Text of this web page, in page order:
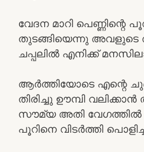
വേദന മാറി പെണ്ണിന്റെ
തുടങ്ങിയെന്നു അവളുടെ
ചപ്പലിൽ എനിക്ക്
ആർത്തിയോടെ എന്റെ
തിരിച്ചു ഊമ്പി
സൗമ്യ അതി
പൂറിനെ വിടർത്തി